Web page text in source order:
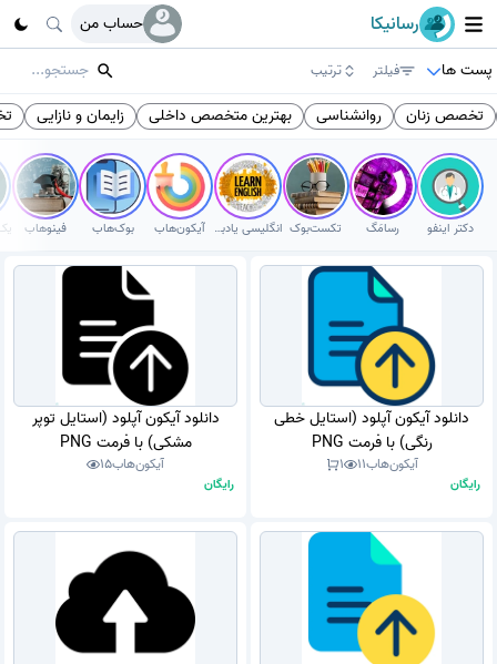
رسانیکا
حساب من
پست ها
فیلتر ترتیب
تخصص زنان روانشناسی بهترین متخصص داخلی زایمان و نازایی
دکتر اینفو رسامَگ تکست‌بوک انگلیسی یادبگیر آیکون‌هاب بوک‌هاب فینوهاب
دانلود آیکون آپلود (استایل خطی
رنگی) با فرمت PNG
آیکون‌هاب11
1
رایگان
دانلود آیکون آپلود (استایل توپر
مشکی) با فرمت PNG
آیکون‌هاب15
رایگان